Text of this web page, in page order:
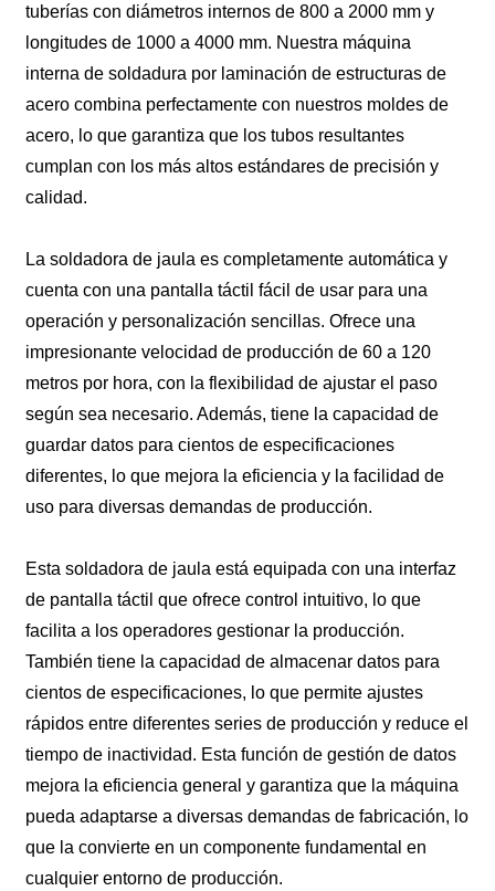
tuberías con diámetros internos de 800 a 2000 mm y
longitudes de 1000 a 4000 mm. Nuestra máquina
interna de soldadura por laminación de estructuras de
acero combina perfectamente con nuestros moldes de
acero, lo que garantiza que los tubos resultantes
cumplan con los más altos estándares de precisión y
calidad.
La soldadora de jaula es completamente automática y
cuenta con una pantalla táctil fácil de usar para una
operación y personalización sencillas. Ofrece una
impresionante velocidad de producción de 60 a 120
metros por hora, con la flexibilidad de ajustar el paso
según sea necesario. Además, tiene la capacidad de
guardar datos para cientos de especificaciones
diferentes, lo que mejora la eficiencia y la facilidad de
uso para diversas demandas de producción.
Esta soldadora de jaula está equipada con una interfaz
de pantalla táctil que ofrece control intuitivo, lo que
facilita a los operadores gestionar la producción.
También tiene la capacidad de almacenar datos para
cientos de especificaciones, lo que permite ajustes
rápidos entre diferentes series de producción y reduce el
tiempo de inactividad. Esta función de gestión de datos
mejora la eficiencia general y garantiza que la máquina
pueda adaptarse a diversas demandas de fabricación, lo
que la convierte en un componente fundamental en
cualquier entorno de producción.